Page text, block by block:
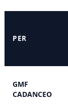
PER
GMF
CADANCEO